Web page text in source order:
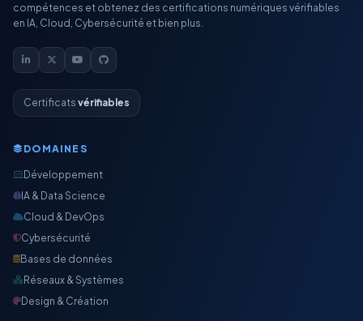
compétences et obtenez des certifications numériques vérifiables
en IA, Cloud, Cybersécurité et bien plus.
Certificats vérifiables
DOMAINES
Développement
IA & Data Science
Cloud & DevOps
Cybersécurité
Bases de données
Réseaux & Systèmes
Design & Création